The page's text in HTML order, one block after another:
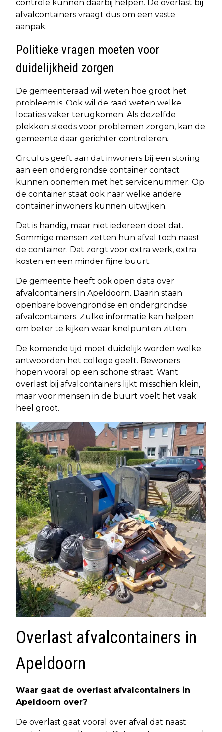
controle kunnen daarbij helpen. De overlast bij
afvalcontainers vraagt dus om een vaste
aanpak.
Politieke vragen moeten voor
duidelijkheid zorgen
De gemeenteraad wil weten hoe groot het
probleem is. Ook wil de raad weten welke
locaties vaker terugkomen. Als dezelfde
plekken steeds voor problemen zorgen, kan de
gemeente daar gerichter controleren.
Circulus geeft aan dat inwoners bij een storing
aan een ondergrondse container contact
kunnen opnemen met het servicenummer. Op
de container staat ook naar welke andere
container inwoners kunnen uitwijken.
Dat is handig, maar niet iedereen doet dat.
Sommige mensen zetten hun afval toch naast
de container. Dat zorgt voor extra werk, extra
kosten en een minder fijne buurt.
De gemeente heeft ook open data over
afvalcontainers in Apeldoorn. Daarin staan
openbare bovengrondse en ondergrondse
afvalcontainers. Zulke informatie kan helpen
om beter te kijken waar knelpunten zitten.
De komende tijd moet duidelijk worden welke
antwoorden het college geeft. Bewoners
hopen vooral op een schone straat. Want
overlast bij afvalcontainers lijkt misschien klein,
maar voor mensen in de buurt voelt het vaak
heel groot.
Overlast afvalcontainers in
Apeldoorn
Waar gaat de overlast afvalcontainers in
Apeldoorn over?
De overlast gaat vooral over afval dat naast